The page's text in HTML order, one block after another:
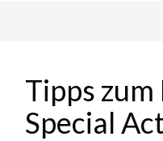
Tipps
Special